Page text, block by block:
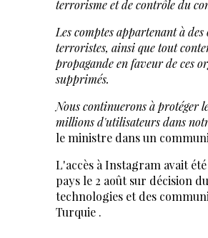
terrorisme et de contrôle du
Les comptes appartenant à
terroristes, ainsi que tout
propagande en faveur de ces
supprimés.
Nous continuerons à protéger
millions d'utilisateurs dans
le ministre dans un
L'accès à Instagram avait
pays le 2 août sur décision
technologies et des
Turquie .